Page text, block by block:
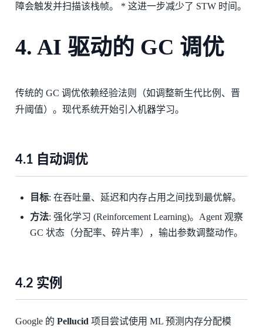
障会触发并扫描该栈帧。 * 这进一步减少了 STW 时间。
4. AI 驱动的 GC 调优
传统的 GC 调优依赖经验法则（如调整新生代比例、晋
升阈值）。现代系统开始引入机器学习。
4.1 自动调优
目标: 在吞吐量、延迟和内存占用之间找到最优解。
方法: 强化学习 (Reinforcement Learning)。Agent 观察
GC 状态（分配率、碎片率），输出参数调整动作。
4.2 实例
Google 的 Pellucid 项目尝试使用 ML 预测内存分配模